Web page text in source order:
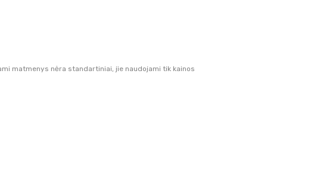
matmenys nėra standartiniai, jie naudojami tik kainos